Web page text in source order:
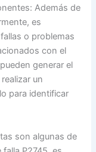
Además de
es
o problemas
con el
generar el
un
para identificar
son algunas de